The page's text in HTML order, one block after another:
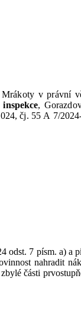
Mrákoty v právní
,
,čj. 55 A 7/2024
odst. 7 písm. a) a
nahradit
části